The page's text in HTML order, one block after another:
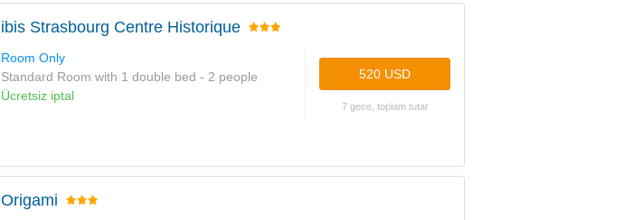
ibis Strasbourg Centre Historique
Room Only
Standard Room with 1 double bed - 2 people
Ücretsiz iptal
520 USD
7 gece, toplam tutar
Origami